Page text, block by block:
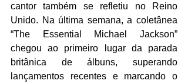
cantor também se refletiu no Reino
Unido. Na última semana, a coletânea
“The Essential Michael Jackson”
chegou ao primeiro lugar da parada
britânica de álbuns, superando
lançamentos recentes e marcando o